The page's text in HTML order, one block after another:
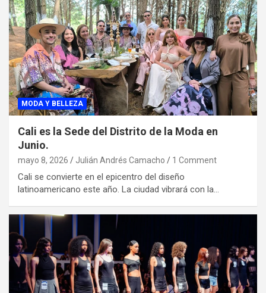
MODA Y BELLEZA
Cali es la Sede del Distrito de la Moda en
Junio.
mayo 8, 2026 Julián Andrés Camacho 1 Comment
Cali se convierte en el epicentro del diseño
latinoamericano este año. La ciudad vibrará con la…